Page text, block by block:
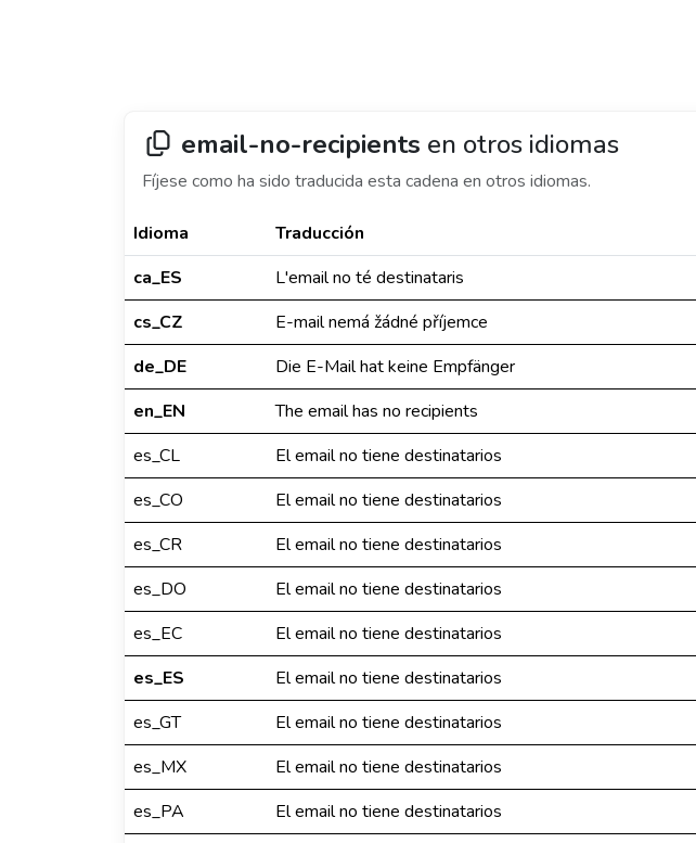
email-no-recipients en otros idiomas
Fíjese como ha sido traducida esta cadena en otros idiomas.
Idioma Traducción
ca_ES
L'email no té destinataris
cs_CZ
E-mail nemá žádné příjemce
de_DE
Die E-Mail hat keine Empfänger
en_EN
The email has no recipients
es_CL
El email no tiene destinatarios
es_CO
El email no tiene destinatarios
es_CR
El email no tiene destinatarios
es_DO
El email no tiene destinatarios
es_EC
El email no tiene destinatarios
es_ES
El email no tiene destinatarios
es_GT
El email no tiene destinatarios
es_MX
El email no tiene destinatarios
es_PA
El email no tiene destinatarios